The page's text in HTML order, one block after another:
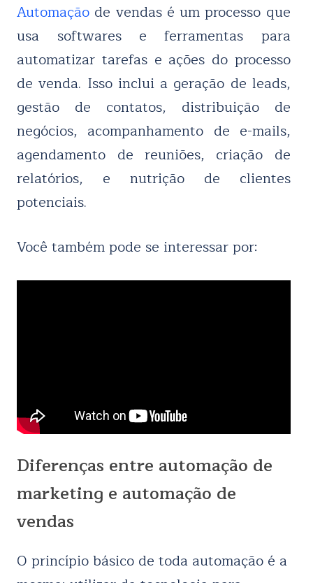
Automação de vendas é um processo que
usa softwares e ferramentas para
automatizar tarefas e ações do processo
de venda. Isso inclui a geração de leads,
gestão de contatos, distribuição de
negócios, acompanhamento de e-mails,
agendamento de reuniões, criação de
relatórios, e nutrição de clientes
potenciais.
Você também pode se interessar por:
Diferenças entre automação de
marketing e automação de
vendas
O princípio básico de toda automação é a